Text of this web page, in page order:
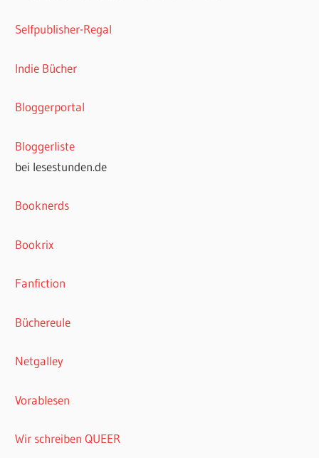
Selfpublisher-Regal
Indie Bücher
Bloggerportal
Bloggerliste
bei lesestunden.de
Booknerds
Bookrix
Fanfiction
Büchereule
Netgalley
Vorablesen
Wir schreiben QUEER